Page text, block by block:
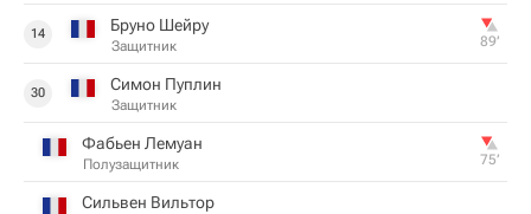
14 Бруно Шейру
Защитник 89‎’‎
30 Симон Пуплин
Защитник
Фабьен Лемуан
Полузащитник 75‎’‎
Сильвен Вильтор